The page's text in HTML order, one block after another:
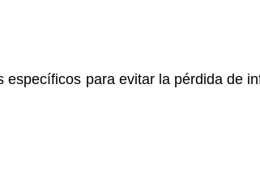
para evitar la pérdida de